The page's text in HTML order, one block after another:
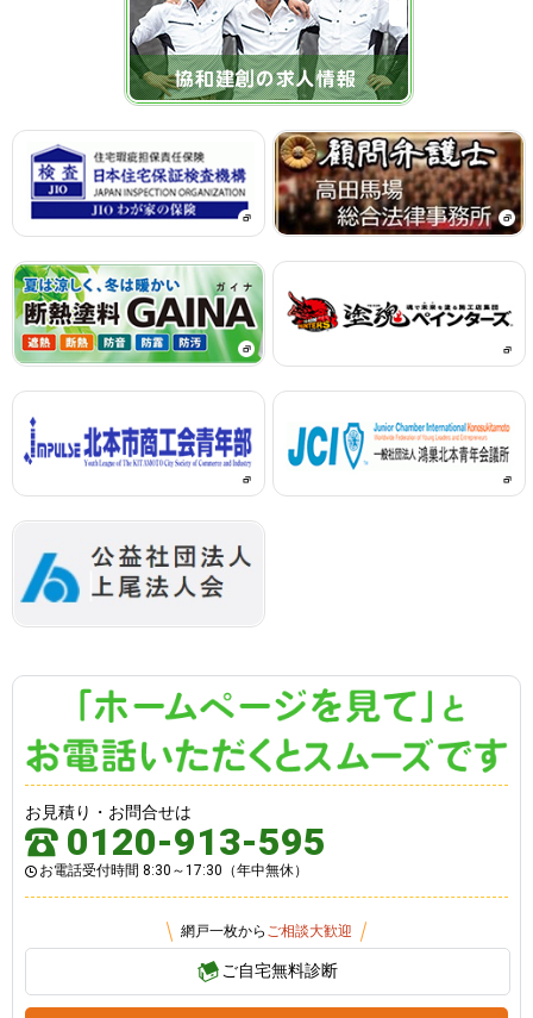
お見積り・お問合せは
0120-913-595
お電話受付時間 8:30～17:30（年中無休）
網戸一枚から ご相談大歓迎
ご自宅無料診断